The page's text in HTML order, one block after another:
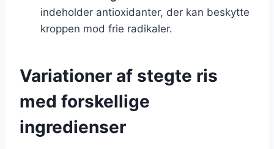
indeholder antioxidanter, der kan beskytte
kroppen mod frie radikaler.
Variationer af stegte ris
med forskellige
ingredienser